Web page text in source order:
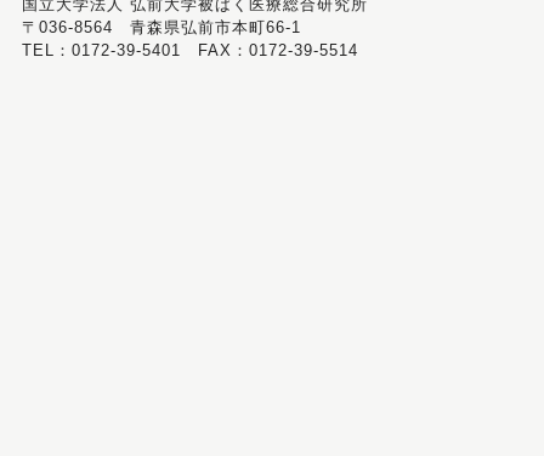
国立大学法人 弘前大学被ばく医療総合研究所
〒036-8564 青森県弘前市本町66-1
TEL：0172-39-5401 FAX：0172-39-5514